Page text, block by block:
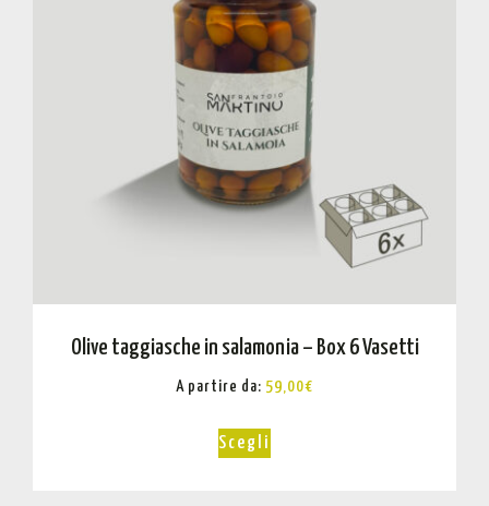
Olive taggiasche in salamonia – Box 6 Vasetti
A partire da: 59,00€
Scegli